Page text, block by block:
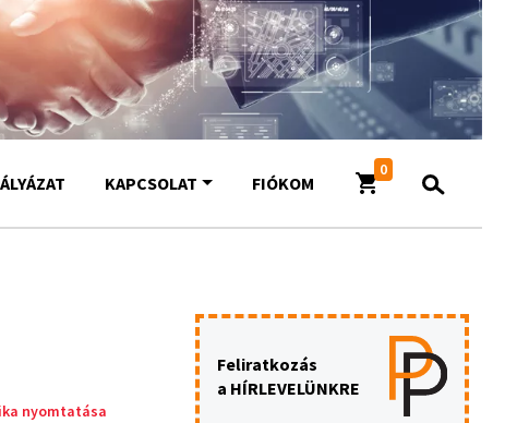
KAPCSOLAT FIÓKOM
0
nyomtatása
Feliratkozás
a HÍRLEVELÜNKRE